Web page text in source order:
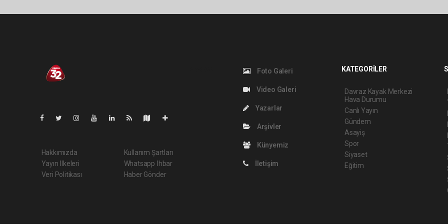
Hakkımızda
Yayın İlkeleri
Veri Politikası
Kullanım Şartları
Whatsapp İhbar
Haber Gönder
Foto Galeri
Video Galeri
Yazarlar
Arşivler
Künyemiz
İletişim
KATEGORİLER
Davraz Kayak Merkezi
Hava Durumu
Canlı Yayın
Gündem
Asayiş
Spor
Siyaset
Eğitim